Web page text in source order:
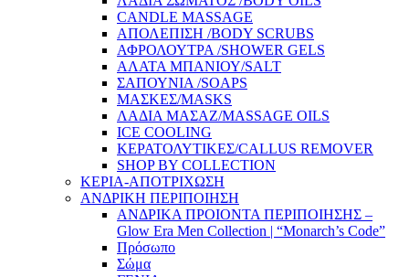
CANDLE MASSAGE
ΑΠΟΛΕΠΙΣΗ /BODY SCRUBS
ΑΦΡΟΛΟΥΤΡΑ /SHOWER GELS
ΑΛΑΤΑ ΜΠΑΝΙΟΥ/SALT
ΣΑΠΟΥΝΙΑ /SOAPS
ΜΑΣΚΕΣ/MASKS
ΛΑΔΙΑ ΜΑΣΑΖ/MASSAGE OILS
ICE COOLING
ΚΕΡΑΤΟΛΥΤΙΚΕΣ/CALLUS REMOVER
SHOP BY COLLECTION
ΚΕΡΙΑ-ΑΠΟΤΡΙΧΩΣΗ
ΑΝΔΡΙΚΗ ΠΕΡΙΠΟΙΗΣΗ
ΑΝΔΡΙΚΑ ΠΡΟΙΟΝΤΑ ΠΕΡΙΠΟΙΗΣΗΣ –
Glow Era Men Collection | “Monarch’s Code”
Πρόσωπο
Σώμα